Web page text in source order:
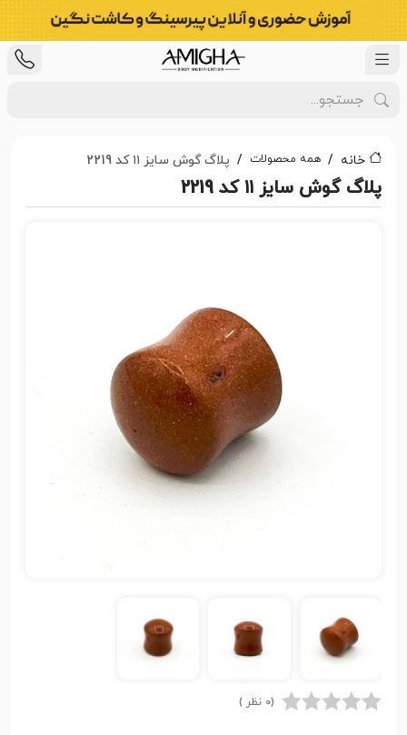
خانه همه محصولات پلاگ گوش سایز ۱۱ کد 2219
پلاگ گوش سایز ۱۱ کد 2219
(0 نظر )